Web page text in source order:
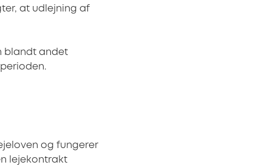
at udlejning af
blandt andet
og fungerer
lejekontrakt